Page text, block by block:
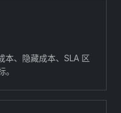
本、隐藏成本、SLA 区